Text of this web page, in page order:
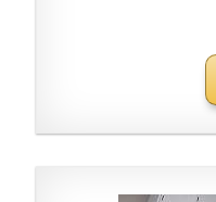
Klemmfix,